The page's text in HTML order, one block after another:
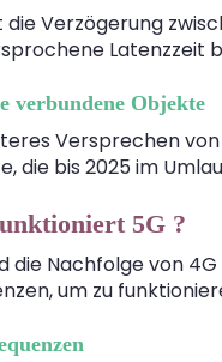
die Verzögerung
Latenzzeit
verbundene Objekte
Versprechen
die bis 2025 im
5G ?
die Nachfolge von
um zu